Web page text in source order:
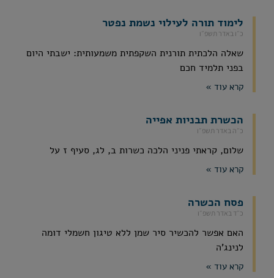
לימוד תורה לעילוי נשמת נפטר
כ״ו באדר תשפ״ו
שאלה הלכתית תורנית השקפתית משמעותית: ישבתי היום
בפני תלמיד חכם
קרא עוד »
הכשרת תבניות אפייה
כ״ה באדר תשפ״ו
שלום, קראתי פניני הלכה כשרות ב, לג, סעיף ז על
קרא עוד »
פסח הכשרה
כ״ד באדר תשפ״ו
האם אפשר להכשיר סיר שמן ללא טיגון חשמלי דומה
לנינג'ה
קרא עוד »